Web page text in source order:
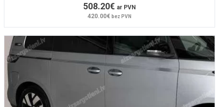
508.20€ ar PVN
420.00€ bez PVN